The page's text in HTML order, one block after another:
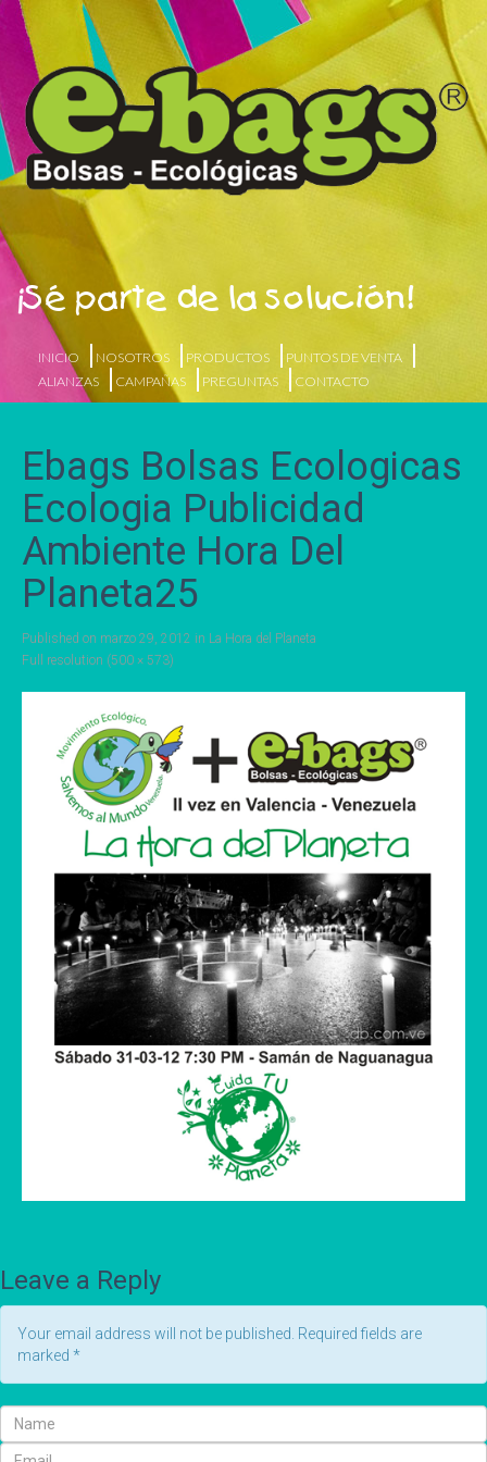
¡Sé parte de la solución!
INICIO NOSOTROS PRODUCTOS
PUNTOS DE VENTA
ALIANZAS
CAMPAÑAS PREGUNTAS CONTACTO
Ebags Bolsas Ecologicas
Ecologia Publicidad
Ambiente Hora Del
Planeta25
Published on marzo 29, 2012 in La Hora del Planeta
Full resolution (500 × 573)
Leave a Reply
Your email address will not be published. Required fields are
marked *